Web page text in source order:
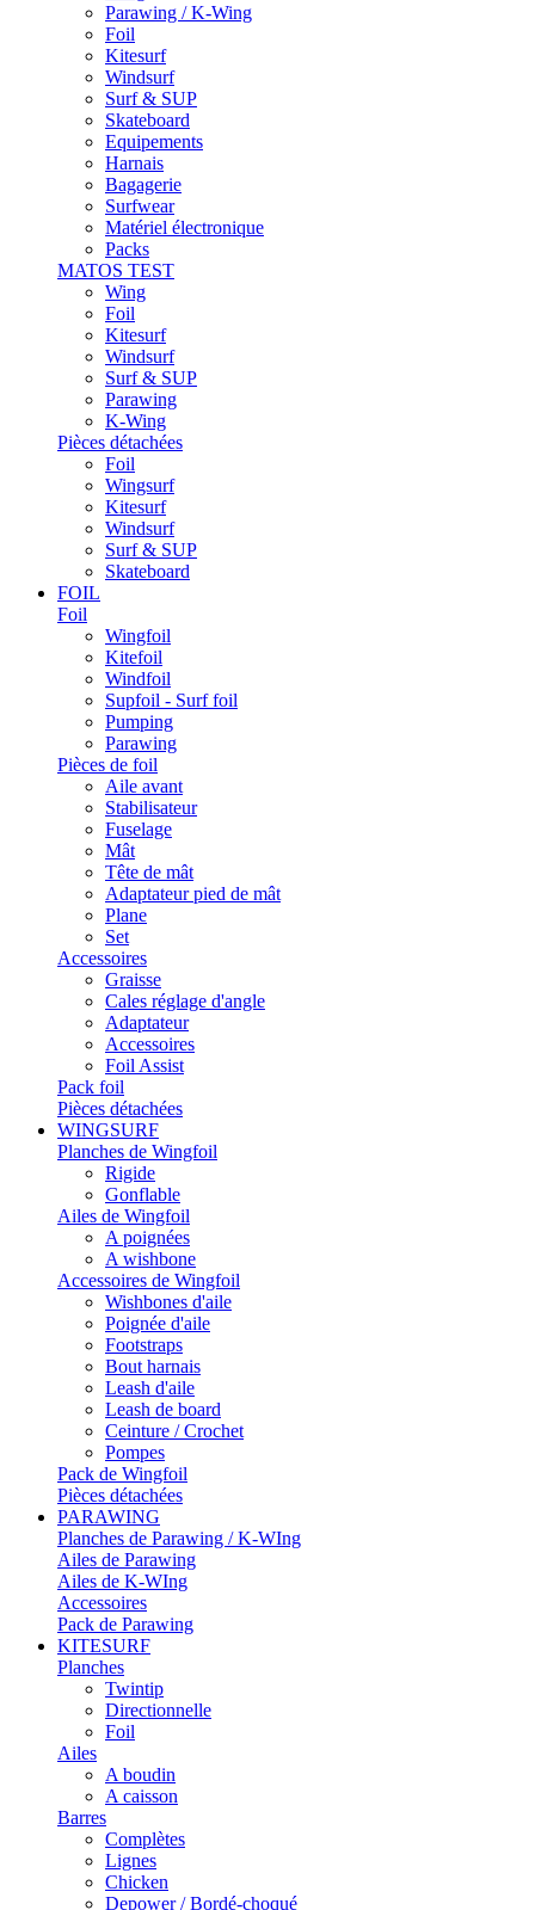
Parawing / K-Wing
Foil
Kitesurf
Windsurf
Surf & SUP
Skateboard
Equipements
Harnais
Bagagerie
Surfwear
Matériel électronique
Packs
MATOS TEST
Wing
Foil
Kitesurf
Windsurf
Surf & SUP
Parawing
K-Wing
Pièces détachées
Foil
Wingsurf
Kitesurf
Windsurf
Surf & SUP
Skateboard
FOIL
Foil
Wingfoil
Kitefoil
Windfoil
Supfoil - Surf foil
Pumping
Parawing
Pièces de foil
Aile avant
Stabilisateur
Fuselage
Mât
Tête de mât
Adaptateur pied de mât
Plane
Set
Accessoires
Graisse
Cales réglage d'angle
Adaptateur
Accessoires
Foil Assist
Pack foil
Pièces détachées
WINGSURF
Planches de Wingfoil
Rigide
Gonflable
Ailes de Wingfoil
A poignées
A wishbone
Accessoires de Wingfoil
Wishbones d'aile
Poignée d'aile
Footstraps
Bout harnais
Leash d'aile
Leash de board
Ceinture / Crochet
Pompes
Pack de Wingfoil
Pièces détachées
PARAWING
Planches de Parawing / K-WIng
Ailes de Parawing
Ailes de K-WIng
Accessoires
Pack de Parawing
KITESURF
Planches
Twintip
Directionnelle
Foil
Ailes
A boudin
A caisson
Barres
Complètes
Lignes
Chicken
Depower / Bordé-choqué